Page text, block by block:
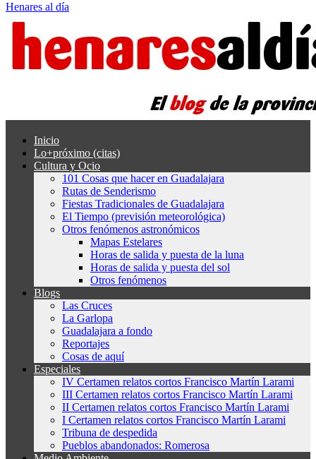
Henares al día
Inicio
Lo+próximo (citas)
Cultura y Ocio
101 Cosas que hacer en Guadalajara
Rutas de Senderismo
Fiestas Tradicionales de Guadalajara
El Tiempo (previsión meteorológica)
Otros fenómenos astronómicos
Mapas Estelares
Horas de salida y puesta de la luna
Horas de salida y puesta del sol
Otros fenómenos
Blogs
Las Cruces
La Garlopa
Guadalajara a fondo
Reportajes
Cosas de aquí
Especiales
IV Certamen relatos cortos Francisco Martín Larami
III Certamen relatos cortos Francisco Martín Larami
II Certamen relatos cortos Francisco Martín Larami
I Certamen relatos cortos Francisco Martín Larami
Tribuna de despedida
Pueblos abandonados: Romerosa